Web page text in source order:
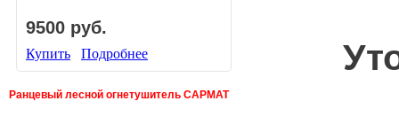
9500 руб.
Купить Подробнее
Ранцевый лесной огнетушитель САРМАТ